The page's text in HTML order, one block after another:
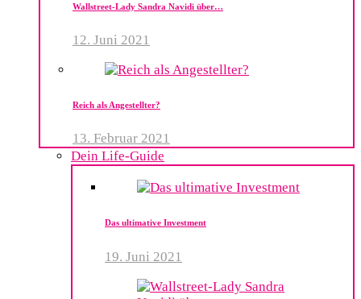
Wallstreet-Lady Sandra Navidi über…
12. Juni 2021
Reich als Angestellter?
13. Februar 2021
Dein Life-Guide
Das ultimative Investment
19. Juni 2021